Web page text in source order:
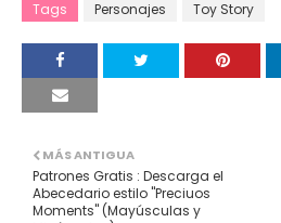
Tags Personajes Toy Story
MÁS ANTIGUA
Patrones Gratis : Descarga el
Abecedario estilo "Preciuos
Moments" (Mayúsculas y